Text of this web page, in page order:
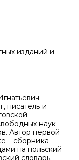
изданий и
писатель и
наук
Автор первой
– сборника
на польский
словарь.